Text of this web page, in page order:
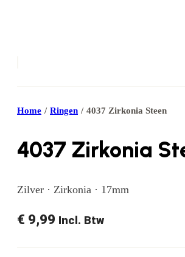
Home / Ringen / 4037 Zirkonia Steen
4037 Zirkonia
Zilver · Zirkonia · 17mm
€ 9,99 Incl. Btw